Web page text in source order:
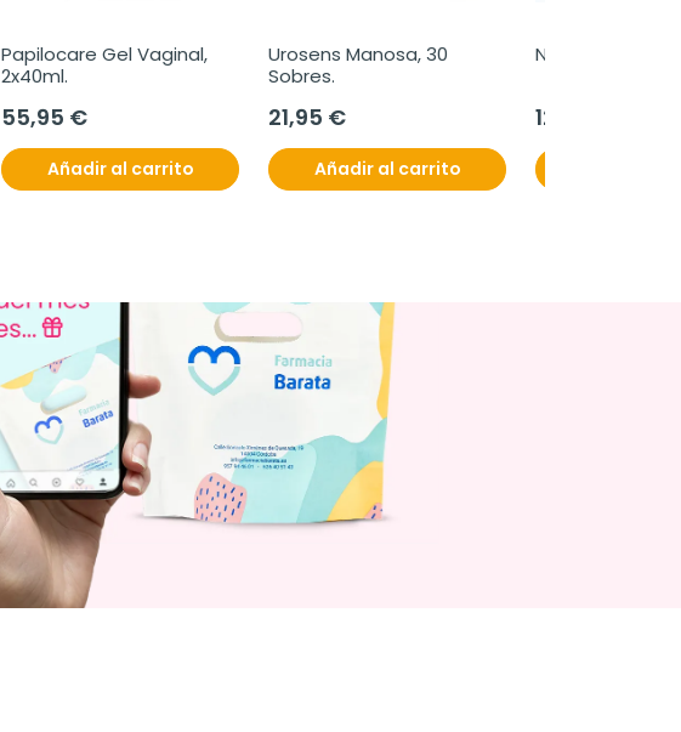
Papilocare Gel Vaginal,
2x40ml.
55,95 €
Añadir al carrito
Urosens Manosa, 30
Sobres.
21,95 €
Añadir al carrito
Navilipo, 10ml.
12,60 €